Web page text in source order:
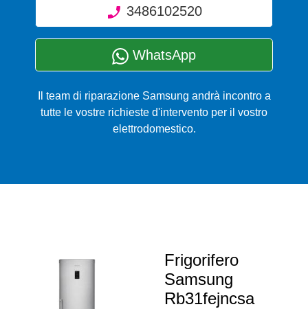
3486102520
WhatsApp
Il team di riparazione Samsung andrà incontro a
tutte le vostre richieste d'intervento per il vostro
elettrodomestico.
Frigorifero
Samsung
Rb31fejncsa